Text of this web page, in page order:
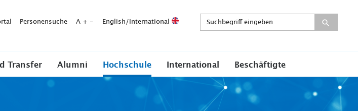
Personensuche A + - English/International
Transfer Alumni Hochschule International Beschäftigte